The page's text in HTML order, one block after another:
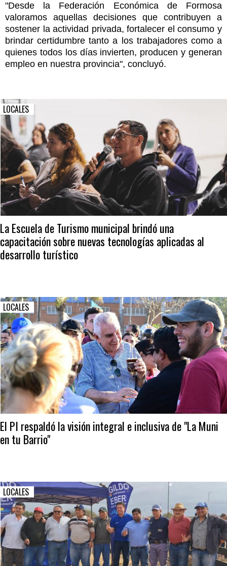
"Desde la Federación Económica de Formosa
valoramos aquellas decisiones que contribuyen a
sostener la actividad privada, fortalecer el consumo y
brindar certidumbre tanto a los trabajadores como a
quienes todos los días invierten, producen y generan
empleo en nuestra provincia", concluyó.
LOCALES
La Escuela de Turismo municipal brindó una
capacitación sobre nuevas tecnologías aplicadas al
desarrollo turístico
LOCALES
El PI respaldó la visión integral e inclusiva de "La Muni
en tu Barrio"
LOCALES